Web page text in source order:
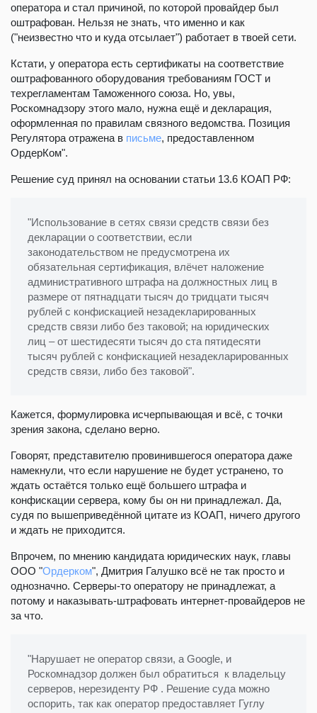
оператора и стал причиной, по которой провайдер был
оштрафован. Нельзя не знать, что именно и как
("неизвестно что и куда отсылает") работает в твоей сети.
Кстати, у оператора есть сертификаты на соответствие
оштрафованного оборудования требованиям ГОСТ и
техрегламентам Таможенного союза. Но, увы,
Роскомнадзору этого мало, нужна ещё и декларация,
оформленная по правилам связного ведомства. Позиция
Регулятора отражена в письме, предоставленном
ОрдерКом".
Решение суд принял на основании статьи 13.6 КОАП РФ:
"Использование в сетях связи средств связи без
декларации о соответствии, если
законодательством не предусмотрена их
обязательная сертификация, влёчет наложение
административного штрафа на должностных лиц в
размере от пятнадцати тысяч до тридцати тысяч
рублей с конфискацией незадекларированных
средств связи либо без таковой; на юридических
лиц – от шестидесяти тысяч до ста пятидесяти
тысяч рублей с конфискацией незадекларированных
средств связи, либо без таковой".
Кажется, формулировка исчерпывающая и всё, с точки
зрения закона, сделано верно.
Говорят, представителю провинившегося оператора даже
намекнули, что если нарушение не будет устранено, то
ждать остаётся только ещё большего штрафа и
конфискации сервера, кому бы он ни принадлежал. Да,
судя по вышеприведённой цитате из КОАП, ничего другого
и ждать не приходится.
Впрочем, по мнению кандидата юридических наук, главы
ООО "Ордерком", Дмитрия Галушко всё не так просто и
однозначно. Серверы-то оператору не принадлежат, а
потому и наказывать-штрафовать интернет-провайдеров не
за что.
"Нарушает не оператор связи, а Google, и
Роскомнадзор должен был обратиться к владельцу
серверов, нерезиденту РФ . Решение суда можно
оспорить, так как оператор предоставляет Гуглу